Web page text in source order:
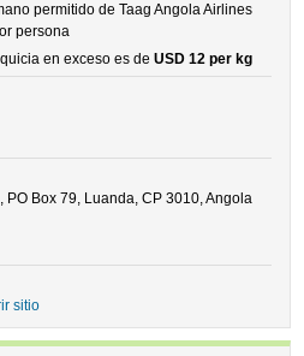
permitido de Taag Angola Airlines
persona
en exceso es deUSD 12 per kg
PO Box 79, Luanda, CP 3010, Angola
sitio